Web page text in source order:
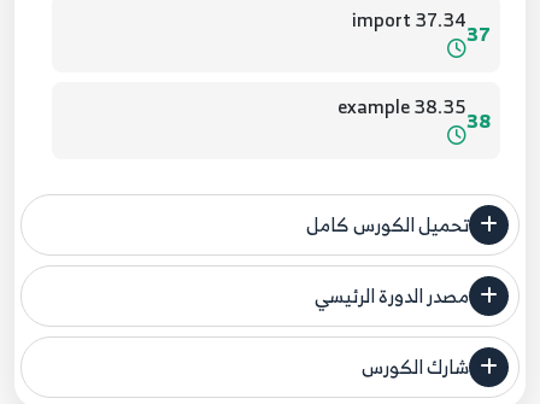
37
37.34 import
38
38.35 example
39
39.36 - example 2
40
41
41.38 - as with import
تحميل الكورس كامل
مصدر الدورة الرئيسي
فنحن لا ندعي ملكية أي دورة ولهذا نضع المصدر الأصلي لكم
شارك الكورس